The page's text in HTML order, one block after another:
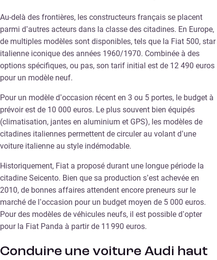
Au-delà des frontières, les constructeurs français se placent
parmi d’autres acteurs dans la classe des citadines. En Europe,
de multiples modèles sont disponibles, tels que la Fiat 500, star
italienne iconique des années 1960/1970. Combinée à des
options spécifiques, ou pas, son tarif initial est de 12 490 euros
pour un modèle neuf.
Pour un modèle d’occasion récent en 3 ou 5 portes, le budget à
prévoir est de 10 000 euros. Le plus souvent bien équipés
(climatisation, jantes en aluminium et GPS), les modèles de
citadines italiennes permettent de circuler au volant d’une
voiture italienne au style indémodable.
Historiquement, Fiat a proposé durant une longue période la
citadine Seicento. Bien que sa production s’est achevée en
2010, de bonnes affaires attendent encore preneurs sur le
marché de l’occasion pour un budget moyen de 5 000 euros.
Pour des modèles de véhicules neufs, il est possible d’opter
pour la Fiat Panda à partir de 11 990 euros.
Conduire une voiture Audi haut